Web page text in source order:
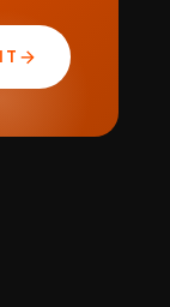
arrow_forward